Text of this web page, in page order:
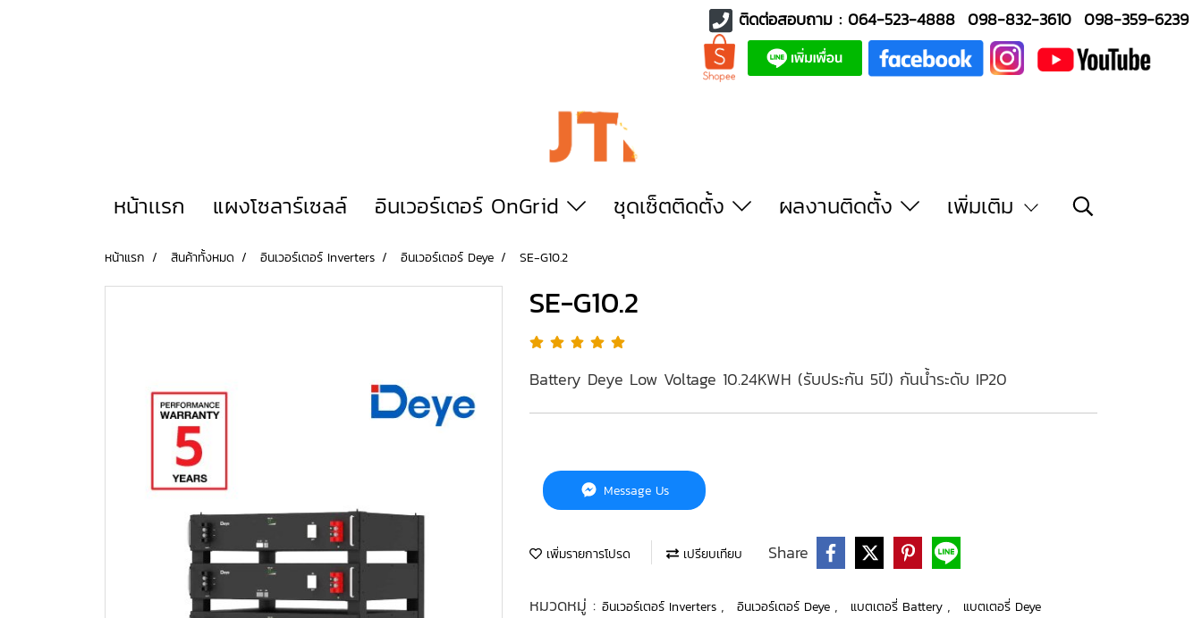
ติดต่อสอบถาม : 064-523-4888 098-832-3610 098-359-6239
หน้าเเรก แผงโซลาร์เซลล์ อินเวอร์เตอร์ OnGrid ชุดเซ็ตติดตั้ง ผลงานติดตั้ง เพิ่มเติม
หน้าแรก สินค้าทั้งหมด อินเวอร์เตอร์ Inverters อินเวอร์เตอร์ Deye SE-G10.2
SE-G10.2
Battery Deye Low Voltage 10.24KWH (รับประกัน 5ปี) กันน้ำระดับ IP20
Message Us
เพิ่มรายการโปรด เปรียบเทียบ Share
หมวดหมู่ : อินเวอร์เตอร์ Inverters , อินเวอร์เตอร์ Deye , แบตเตอรี่ Battery , แบตเตอรี่ Deye